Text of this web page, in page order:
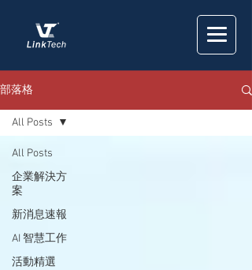
部落格
All Posts
企業解決方
案
新消息速報
AI 智慧工作
活動精選
All Posts